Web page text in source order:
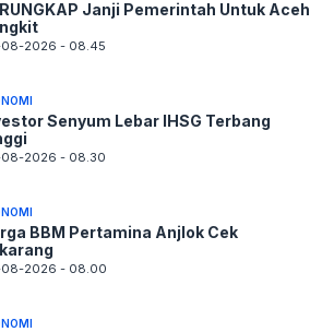
Janji Pemerintah Untuk Aceh
2026 - 08.45
Senyum Lebar IHSG Terbang
2026 - 08.30
BBM Pertamina Anjlok Cek
2026 - 08.00